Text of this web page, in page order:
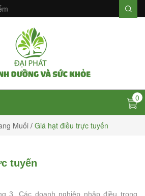
0
Muối / Giá hạt điều trực tuyến
tuyến
3. Các doanh nghiệp nhập điều trong